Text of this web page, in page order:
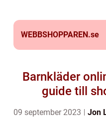
WEBBSHOPPAREN.se
Barnkläder
guide till
09 september 2023 Jon